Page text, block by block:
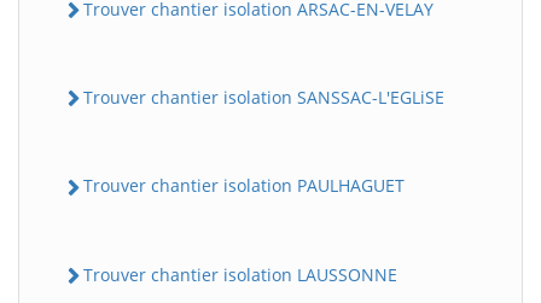
Trouver chantier isolation ARSAC-EN-VELAY
Trouver chantier isolation SANSSAC-L'EGLiSE
Trouver chantier isolation PAULHAGUET
Trouver chantier isolation LAUSSONNE